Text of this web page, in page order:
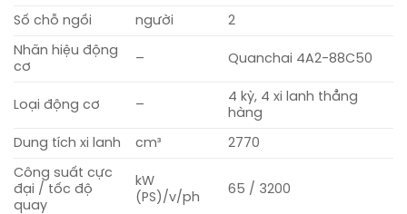
Số chỗ ngồi người 2
Nhãn hiệu động
cơ
– Quanchai 4A2-88C50
Loại động cơ –
4 kỳ, 4 xi lanh thẳng
hàng
Dung tích xi lanh cm³ 2770
Công suất cực
đại / tốc độ
quay
kW
(PS)/v/ph
65 / 3200